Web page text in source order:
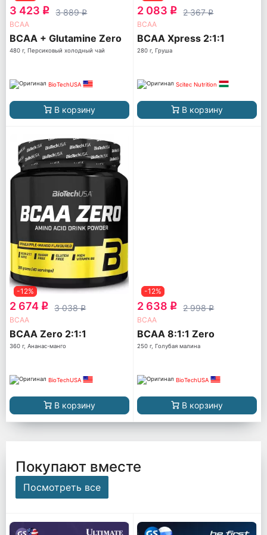
3 423 q 3 889q
ВСАА
BCAA + Glutamine Zero
480 г, Персиковый холодный чай
BioTechUSA
В корзину
2 083 q 2 367q
ВСАА
BCAA Xpress 2:1:1
280 г, Груша
Scitec Nutrition
В корзину
-12%
2 674 q 3 038q
ВСАА
BCAA Zero 2:1:1
360 г, Ананас-манго
BioTechUSA
В корзину
-12%
2 638 q 2 998q
ВСАА
BCAA 8:1:1 Zero
250 г, Голубая малина
BioTechUSA
В корзину
Покупают вместе
Посмотреть все